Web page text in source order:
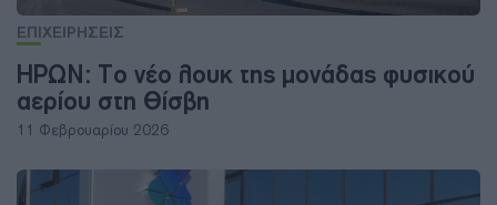
ΕΠΙΧΕΙΡΗΣΕΙΣ
ΗΡΩΝ: Το νέο λουκ της μονάδας φυσικού
αερίου στη Θίσβη
11 Φεβρουαρίου 2026